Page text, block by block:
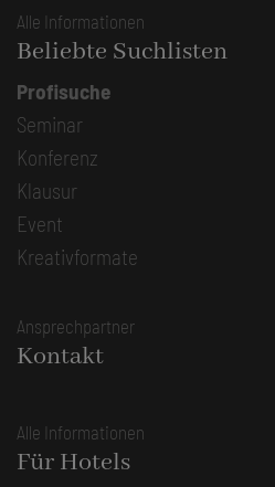
Alle Informationen
Beliebte Suchlisten
Profisuche
Seminar
Konferenz
Klausur
Event
Kreativformate
Ansprechpartner
Kontakt
Alle Informationen
Für Hotels